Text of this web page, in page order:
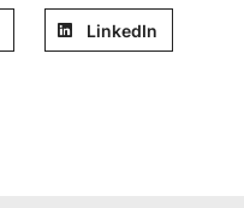
LinkedIn